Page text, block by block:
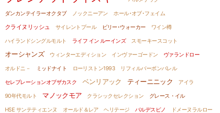
ダンカンテイラーオクタブ
ノックニーアン
ホール･オブ･フェイム
クライヌリッシュ
サイレントプール ビリー･ウォーカー
ワイン樽
ハイランドシングルモルト
ライフ イン ルーインズ スモーキースコット
オーシャンズ ウィンターエディション インヴァーゴードン
ヴァランドロー
オルドニ－
ミッドナイト ローリストン1993
リフィルバーボンバレル
セレブレーションオブザカスク
ベンリアック ティーニニック
アイラ
90年代モルト
マノックモア クラシックセレクション
グレース・イル
HSE サンテティエンヌ
オールド＆レア ヘリテージ バルデスピノ
ドメーヌラルロー